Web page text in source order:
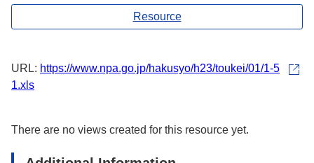
Resource
URL: https://www.npa.go.jp/hakusyo/h23/toukei/01/1-5
1.xls
There are no views created for this resource yet.